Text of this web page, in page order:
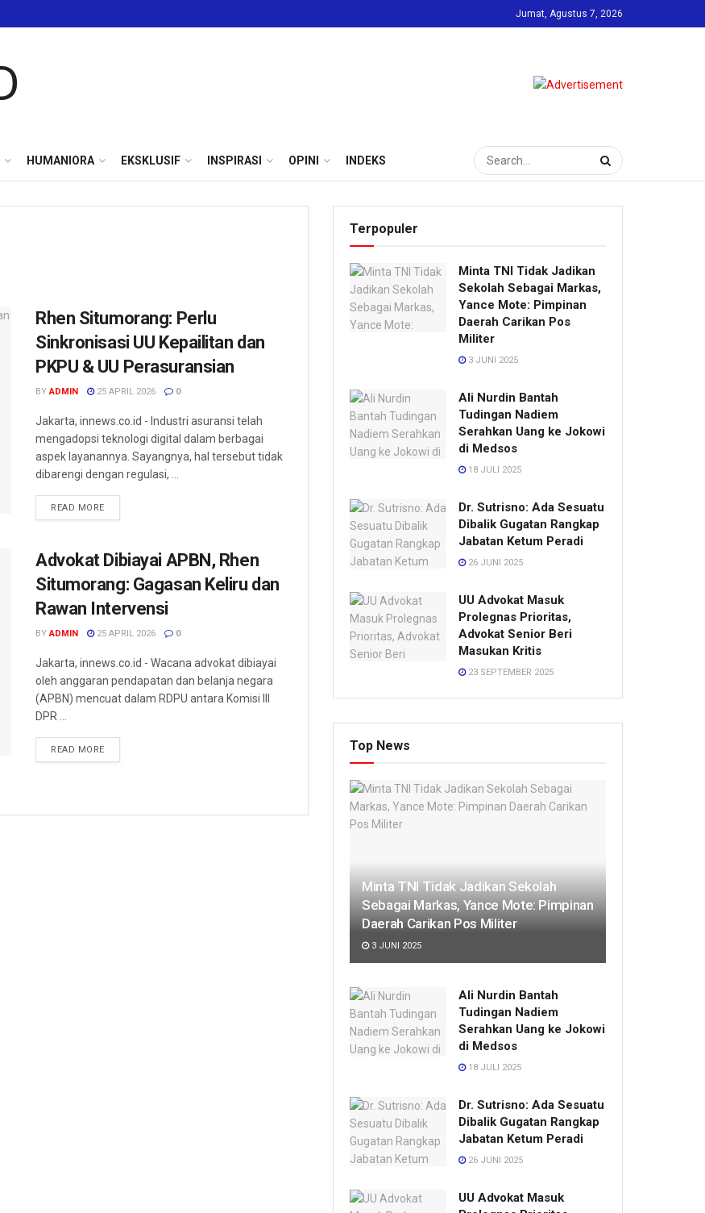
Jumat, Agustus 7, 2026
HUMANIORA EKSKLUSIF INSPIRASI OPINI INDEKS
Rhen Situmorang: Perlu
Sinkronisasi UU Kepailitan dan
PKPU & UU Perasuransian
BY ADMIN 25 APRIL 2026 0
Jakarta, innews.co.id - Industri asuransi telah
mengadopsi teknologi digital dalam berbagai
aspek layanannya. Sayangnya, hal tersebut tidak
dibarengi dengan regulasi, ...
READ MORE
Advokat Dibiayai APBN, Rhen
Situmorang: Gagasan Keliru dan
Rawan Intervensi
BY ADMIN 25 APRIL 2026 0
Jakarta, innews.co.id - Wacana advokat dibiayai
oleh anggaran pendapatan dan belanja negara
(APBN) mencuat dalam RDPU antara Komisi III
DPR ...
READ MORE
Terpopuler
Minta TNI Tidak Jadikan
Sekolah Sebagai Markas,
Yance Mote: Pimpinan
Daerah Carikan Pos
Militer
3 JUNI 2025
Ali Nurdin Bantah
Tudingan Nadiem
Serahkan Uang ke Jokowi
di Medsos
18 JULI 2025
Dr. Sutrisno: Ada Sesuatu
Dibalik Gugatan Rangkap
Jabatan Ketum Peradi
26 JUNI 2025
UU Advokat Masuk
Prolegnas Prioritas,
Advokat Senior Beri
Masukan Kritis
23 SEPTEMBER 2025
Top News
Minta TNI Tidak Jadikan Sekolah
Sebagai Markas, Yance Mote: Pimpinan
Daerah Carikan Pos Militer
3 JUNI 2025
Ali Nurdin Bantah
Tudingan Nadiem
Serahkan Uang ke Jokowi
di Medsos
18 JULI 2025
Dr. Sutrisno: Ada Sesuatu
Dibalik Gugatan Rangkap
Jabatan Ketum Peradi
26 JUNI 2025
UU Advokat Masuk